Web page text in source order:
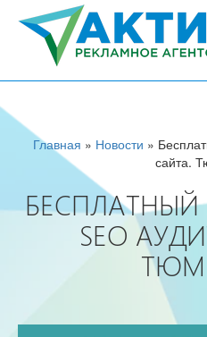
г. Тюмень, ул.
Главная » Новости »
сайта.
БЕСПЛАТНЫЙ
SEO